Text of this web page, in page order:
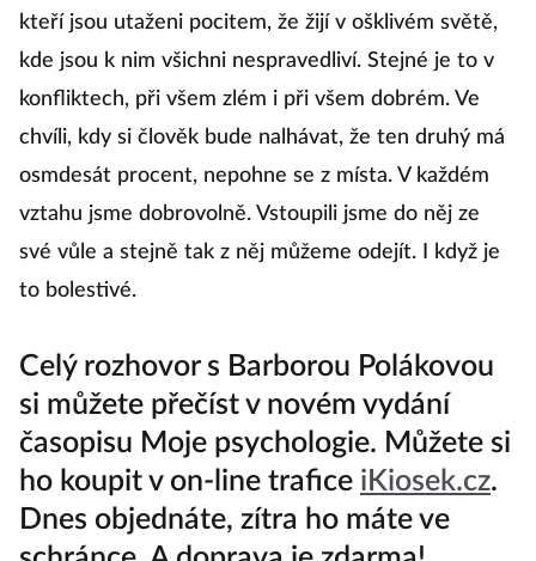
kteří jsou utaženi pocitem, že žijí v ošklivém světě,
kde jsou k nim všichni nespravedliví. Stejné je to v
konfliktech, při všem zlém i při všem dobrém. Ve
chvíli, kdy si člověk bude nalhávat, že ten druhý má
osmdesát procent, nepohne se z místa. V každém
vztahu jsme dobrovolně. Vstoupili jsme do něj ze
své vůle a stejně tak z něj můžeme odejít. I když je
to bolestivé.
Celý rozhovor s Barborou Polákovou
si můžete přečíst v novém vydání
časopisu Moje psychologie. Můžete si
ho koupit v on-line trafice iKiosek.cz.
Dnes objednáte, zítra ho máte ve